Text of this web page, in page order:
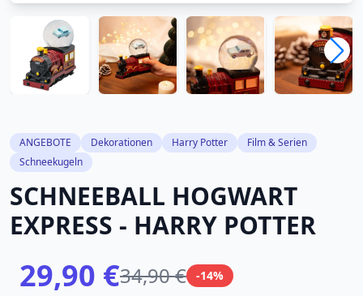
ANGEBOTE Dekorationen Harry Potter
Film & Serien
Schneekugeln
SCHNEEBALL HOGWART
EXPRESS - HARRY POTTER
29,90 €34,90 € -14%